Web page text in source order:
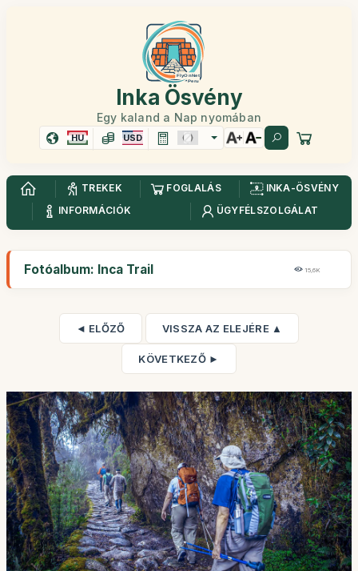
Inka Ösvény
Egy kaland a Nap nyomában
HU USD
TREKEK FOGLALÁS
INKA-ÖSVÉNY
INFORMÁCIÓK
ÜGYFÉLSZOLGÁLAT
Fotóalbum: Inca Trail 15,6K
◄ ELŐZŐ VISSZA AZ ELEJÉRE ▲
KÖVETKEZŐ ►